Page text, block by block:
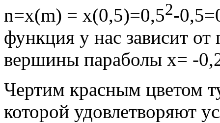
n=x(m) = x(0,5)=0,52-
функция у нас зависит
вершины параболы х= -
Чертим красным цветом
которой удовлетворяют